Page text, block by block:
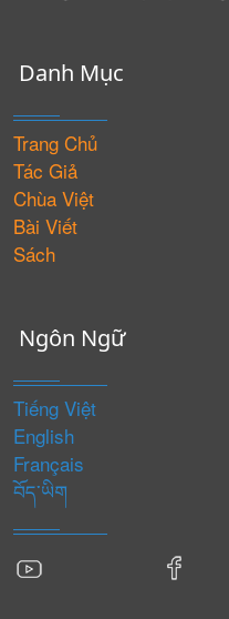
Danh Mục
Trang Chủ
Tác Giả
Chùa Việt
Bài Viết
Sách
Ngôn Ngữ
Tiếng Việt
English
Français
བོད་ཡིག